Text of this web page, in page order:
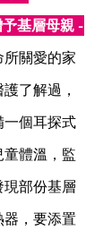
基層母親 -
關愛的家
了解過，
個耳探式
體溫，監
部份基層
，要添置